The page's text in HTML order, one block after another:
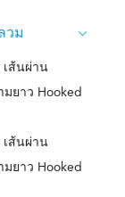
วม
เส้นผ่าน
ยาว Hooked
เส้นผ่าน
ยาว Hooked